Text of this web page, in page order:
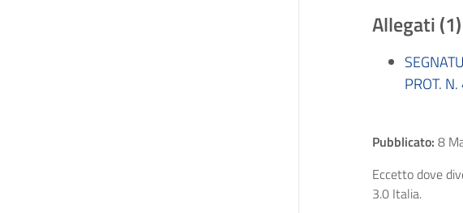
Allegati (1)
PROT.
Pubblicato: 8
Eccetto dove
3.0 Italia.